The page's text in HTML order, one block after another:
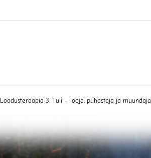
Loodusteraapia 3: Tuli – looja, puhastaja ja muundaja